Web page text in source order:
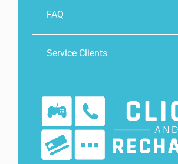
FAQ
Service Clients